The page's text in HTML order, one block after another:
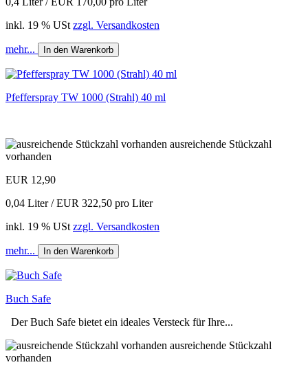
inkl. 19 % USt zzgl. Versandkosten
mehr... In den Warenkorb
Pfefferspray TW 1000 (Strahl) 40 ml
ausreichende Stückzahl
vorhanden
EUR 12,90
0,04 Liter / EUR 322,50 pro Liter
inkl. 19 % USt zzgl. Versandkosten
mehr... In den Warenkorb
Buch Safe
Der Buch Safe bietet ein ideales Versteck für Ihre...
ausreichende Stückzahl
vorhanden